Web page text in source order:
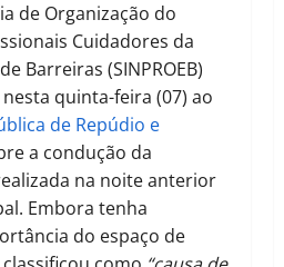
de Organização do
Cuidadores da
Barreiras (SINPROEB)
quinta-feira (07) ao
de Repúdio e
a condução da
na noite anterior
Embora tenha
do espaço de